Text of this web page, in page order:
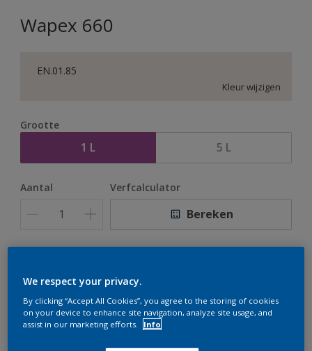
Wapex 660
EN.01.85
Kleur wijzigen
Grootte
1 L 5 L
Aantal Verfcalculator
Bereken
te bestellen. Houd de website in de gaten, we werken
We respect your privacy.
By clicking “Accept All Cookies”, you agree to the storing of cookies
on your device to enhance site navigation, analyze site usage, and
assist in our marketing efforts.
Info